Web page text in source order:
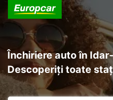
Închiriere auto în
Descoperiți toate